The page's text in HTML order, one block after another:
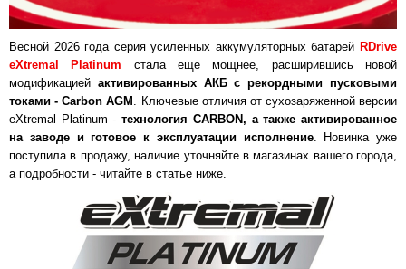
Весной 2026 года серия усиленных аккумуляторных батарей RDrive
eXtremal Platinum стала еще мощнее, расширившись новой
модификацией активированных АКБ с рекордными пусковыми
токами - Carbon AGM
. Ключевые отличия от сухозаряженной версии
eXtremal Platinum -технология CARBON, а также активированное
на заводе и готовое к эксплуатации исполнение. Новинка уже
поступила в продажу, наличие уточняйте в магазинах вашего города,
а подробности - читайте в статье ниже.